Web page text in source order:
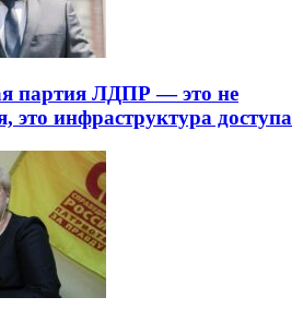
партия ЛДПР — это не
это инфраструктура доступа